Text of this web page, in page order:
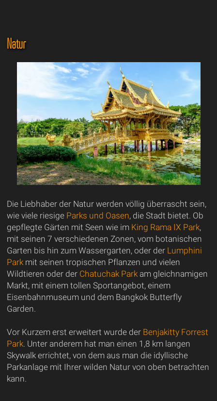
Natur
Die Liebhaber der Natur werden völlig überrascht sein,
wie viele riesige Parks und Oasen, die Stadt bietet. Ob
gepflegte Gärten mit Seen wie im King Rama IX Park,
mit seinen 7 verschiedenen Zonen, vom botanischen
Garten bis hin zum Wassergarten, oder der Lumphini
Parkmit seinen tropischen Pflanzen und vielen
Wildtieren oder der Chatuchak Parkam gleichnamigen
Markt, mit einem tollen Sportangebot, einem
Eisenbahnmuseum und dem Bangkok Butterfly
Garden.
Vor Kurzem erst erweitert wurde der Benjakitty Forrest
Park. Unter anderem hat man einen 1,8 km langen
Skywalk errichtet, von dem aus man die idyllische
Parkanlage mit Ihrer wilden Natur von oben betrachten
kann.